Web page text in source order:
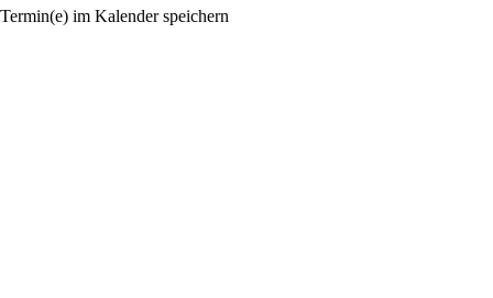
Termin(e) im Kalender speichern